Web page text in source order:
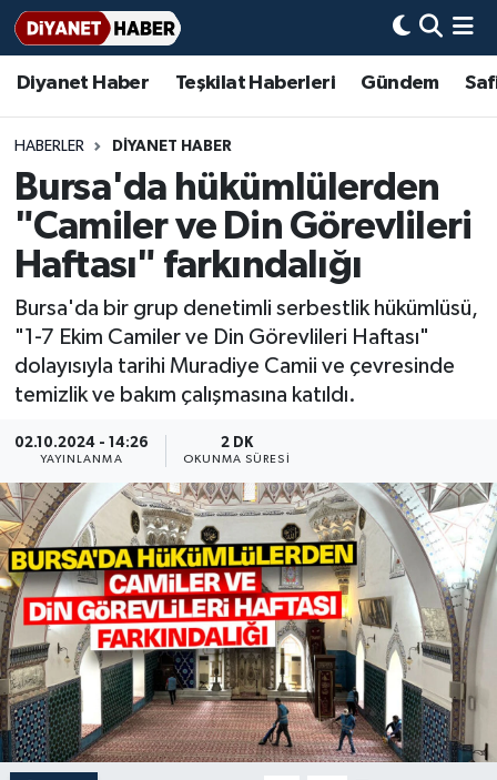
Diyanet Haber Teşkilat Haberleri Gündem
HABERLER DİYANET HABER
Bursa'da hükümlülerden
"Camiler ve Din Görevlileri
Haftası" farkındalığı
Bursa'da bir grup denetimli serbestlik hükümlüsü,
"1-7 Ekim Camiler ve Din Görevlileri Haftası"
dolayısıyla tarihi Muradiye Camii ve çevresinde
temizlik ve bakım çalışmasına katıldı.
02.10.2024 - 14:26
YAYINLANMA
2 DK
OKUNMA SÜRESI
Diyanet Haber
Teşkilat Haberleri
Adana Müftülüğü
Adıyaman Müftülüğü
Afyonkarahisar Müftülüğü
Ağrı Müftülüğü
Aksaray Müftülüğü
Amasya Müftülüğü
Antalya Müftülüğü
Ardahan Müftülüğü
Artvin Müftülüğü
Aydın Müftülüğü
Balıkesir Müftülüğü
Bartın Müftülüğü
Gündem
#Keşfet
Bir Ayet
Bir Hikaye
Biyografiler
Dini kavramlar
Diyanet Bilgi
Diyanet Takvimi
Hadislerle İslam
Kudüs
Kurban
Mukabele
Peygamberimizin Hayatı
Ramazan
Basında Bugün
DİYANET eKİTAP
Aile Dergisi
Aylık Dergi
TDV
Hutbeler
DİYANET AKADEMİ
DİYANET GENÇLİK
DİYANET RADYO/TV
DEPREM
İmam Hatip Okulları
Başmakale
Hadis-i Şerifler
Hayat Okumaları
Nöbetçi Eczaneler
Hava Durumu
Ankara Namaz Vakitleri
Trafik Durumu
Süper Lig Puan Durumu ve Fikstür
Tüm Manşetler
Haber Arşivi